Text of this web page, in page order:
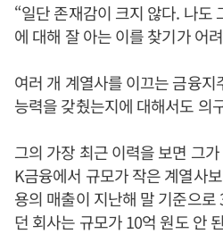
“일단 존재감이 크지 않다. 나도
에 대해 잘 아는 이를 찾기가 어
여러 개 계열사를 이끄는 금융지
능력을 갖췄는지에 대해서도 의
그의 가장 최근 이력을 보면 그
K금융에서 규모가 작은 계열사
용의 매출이 지난해 말 기준으
던 회사는 규모가 10억 원도 안